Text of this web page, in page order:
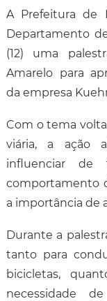
A Prefeitura de
Departamento
(12) uma
Amarelo para
da empresa
Com o tema
viária, a ação
influenciar de
comportamento
a importância de
Durante a
tanto para
bicicletas,
necessidade